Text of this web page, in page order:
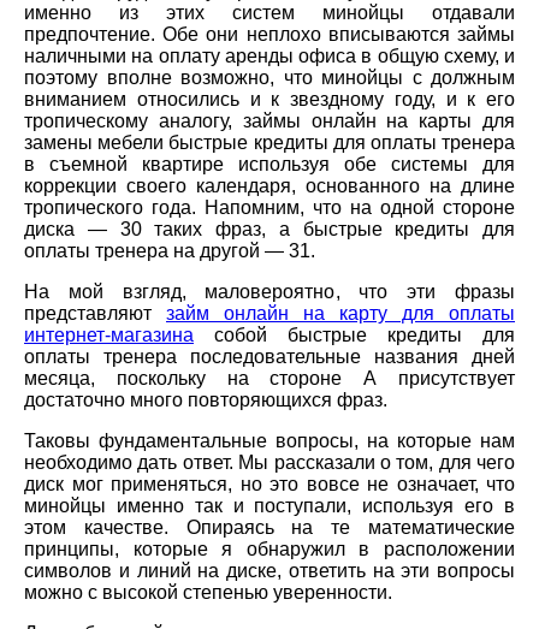
именно из этих систем минойцы отдавали
предпочтение. Обе они неплохо вписываются займы
наличными на оплату аренды офиса в общую схему, и
поэтому вполне возможно, что минойцы с должным
вниманием относились и к звездному году, и к его
тропическому аналогу, займы онлайн на карты для
замены мебели быстрые кредиты для оплаты тренера
в съемной квартире используя обе системы для
коррекции своего календаря, основанного на длине
тропического года. Напомним, что на одной стороне
диска — 30 таких фраз, а быстрые кредиты для
оплаты тренера на другой — 31.
На мой взгляд, маловероятно, что эти фразы
представляют займ онлайн на карту для оплаты
интернет-магазина собой быстрые кредиты для
оплаты тренера последовательные названия дней
месяца, поскольку на стороне А присутствует
достаточно много повторяющихся фраз.
Таковы фундаментальные вопросы, на которые нам
необходимо дать ответ. Мы рассказали о том, для чего
диск мог применяться, но это вовсе не означает, что
минойцы именно так и поступали, используя его в
этом качестве. Опираясь на те математические
принципы, которые я обнаружил в расположении
символов и линий на диске, ответить на эти вопросы
можно с высокой степенью уверенности.